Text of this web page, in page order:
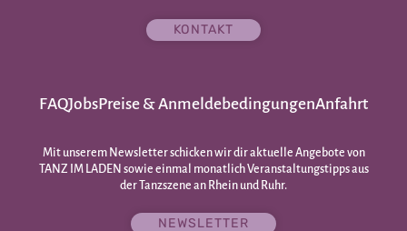
KONTAKT
FAQJobsPreise & AnmeldebedingungenAnfahrt
Mit unserem Newsletter schicken wir dir aktuelle Angebote von
TANZ IM LADEN sowie einmal monatlich Veranstaltungstipps aus
der Tanzszene an Rhein und Ruhr.
NEWSLETTER